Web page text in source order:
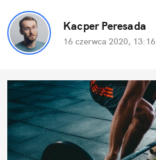
Kacper Peresada
16 czerwca 2020, 13:16